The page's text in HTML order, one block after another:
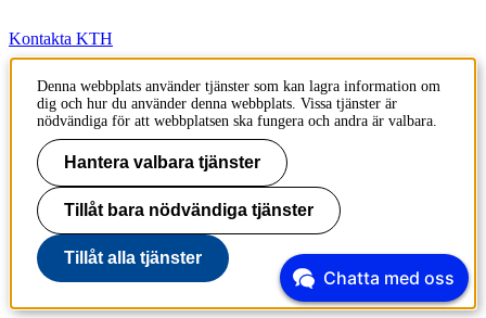
Kontakta KTH
Jobba på KTH
Press och media
Faktura och betalning KTH
Om KTH:s webbplatser
Tillgänglighetsredogörelse
Denna webbplats använder tjänster som kan lagra information om
dig och hur du använder denna webbplats. Vissa tjänster är
nödvändiga för att webbplatsen ska fungera och andra är valbara.
Hantera valbara tjänster
Tillåt bara nödvändiga tjänster
Tillåt alla tjänster
Chatta med oss